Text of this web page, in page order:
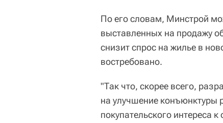
По его словам, Минстрой
выставленных на продажу
снизит спрос на жилье в
востребовано.
"Так что, скорее всего,
на улучшение конъюнктуры
покупательского интереса